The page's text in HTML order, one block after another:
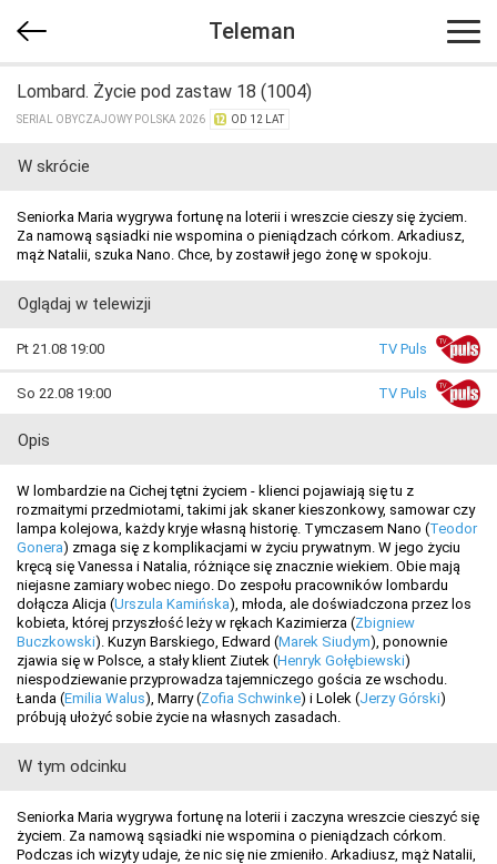
Teleman
Lombard. Życie pod zastaw 18 (1004)
SERIAL OBYCZAJOWY POLSKA 2026 OD 12 LAT
W skrócie
Seniorka Maria wygrywa fortunę na loterii i wreszcie cieszy się życiem.
Za namową sąsiadki nie wspomina o pieniądzach córkom. Arkadiusz,
mąż Natalii, szuka Nano. Chce, by zostawił jego żonę w spokoju.
Oglądaj w telewizji
Pt 21.08 19:00 TV Puls
So 22.08 19:00 TV Puls
Opis
W lombardzie na Cichej tętni życiem - klienci pojawiają się tu z
rozmaitymi przedmiotami, takimi jak skaner kieszonkowy, samowar czy
lampa kolejowa, każdy kryje własną historię. Tymczasem Nano (Teodor
Gonera) zmaga się z komplikacjami w życiu prywatnym. W jego życiu
kręcą się Vanessa i Natalia, różniące się znacznie wiekiem. Obie mają
niejasne zamiary wobec niego. Do zespołu pracowników lombardu
dołącza Alicja (Urszula Kamińska), młoda, ale doświadczona przez los
kobieta, której przyszłość leży w rękach Kazimierza (Zbigniew
Buczkowski). Kuzyn Barskiego, Edward (Marek Siudym), ponownie
zjawia się w Polsce, a stały klient Ziutek (Henryk Gołębiewski)
niespodziewanie przyprowadza tajemniczego gościa ze wschodu.
Łanda (Emilia Walus), Marry (Zofia Schwinke) i Lolek (Jerzy Górski)
próbują ułożyć sobie życie na własnych zasadach.
W tym odcinku
Seniorka Maria wygrywa fortunę na loterii i zaczyna wreszcie cieszyć się
życiem. Za namową sąsiadki nie wspomina o pieniądzach córkom.
Podczas ich wizyty udaje, że nic się nie zmieniło. Arkadiusz, mąż Natalii,